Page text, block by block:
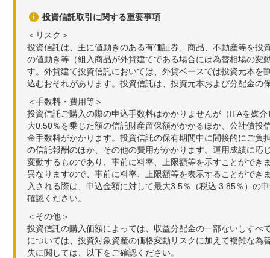
投資信託取引に関する重要事項
＜リスク＞
投資信託は、主に値動きのある有価証券、商品、不動産等を
の値動き等（組入商品が外貨建てである場合には為替相場の
す。外貨建て投資信託においては、外貨ベースでは投資元本
込むおそれがあります。投資信託は、投資元本および分配金の
＜手数料・費用等＞
投資信託ご購入の際の申込手数料はかかりませんが（IFAを媒
大0.50％を乗じた額の信託財産留保額がかかるほか、公社債
金手数料がかかります。投資信託の保有期間中に間接的にご
の信託報酬のほか、その他の費用がかかります。運用成績に
変動するものであり、事前に料率、上限額等を示すことがで
異なりますので、事前に料率、上限額等を表示することがで
入される際は、申込金額に対して最大3.5％（税込:3.85％）の
確認ください。
＜その他＞
投資信託の購入価額によっては、収益分配金の一部ないしす
については、投資対象資産の価格変動リスクに加えて複雑な
失に関しては、以下をご確認ください。